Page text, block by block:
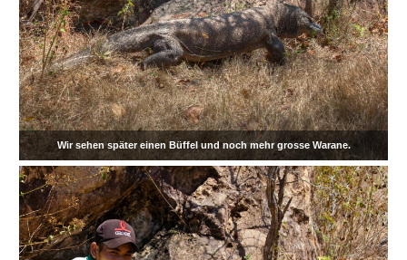
Wir sehen später einen Büffel und noch mehr grosse Warane.